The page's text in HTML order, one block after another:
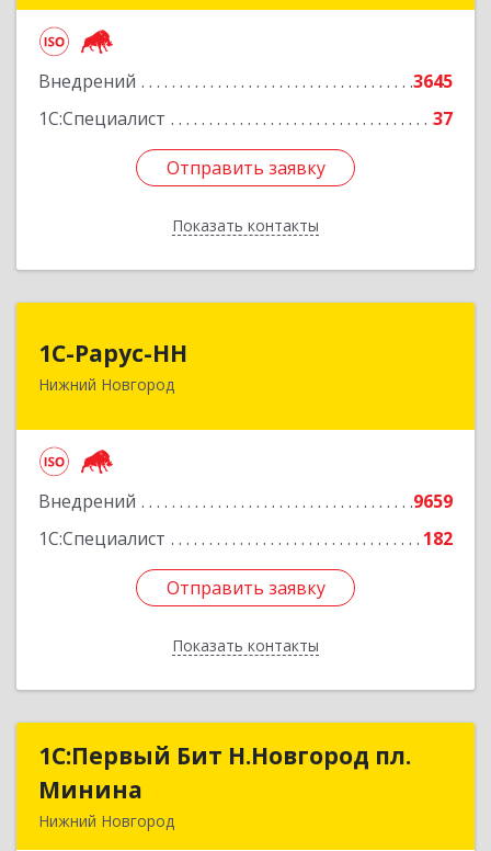
Внедрений
3645
1С:Специалист
37
Отправить заявку
Показать контакты
Отправить заявку
Назад
1С-Рарус-НН
Нижний Новгород
Внедрений
9659
1С:Специалист
182
Отправить заявку
Показать контакты
603093, Нижегородская обл, г.о. город Нижний
Подробнее
Отправить заявку
Назад
1С:Первый Бит Н.Новгород пл.
Минина
Нижний Новгород
1С:Первый Бит Н.Новгород пл.